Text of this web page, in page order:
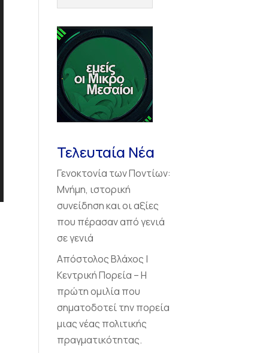
Τελευταία Νέα
Γενοκτονία των Ποντίων:
Μνήμη, ιστορική
συνείδηση και οι αξίες
που πέρασαν από γενιά
σε γενιά
Απόστολος Βλάχος |
Κεντρική Πορεία – Η
πρώτη ομιλία που
σηματοδοτεί την πορεία
μιας νέας πολιτικής
πραγματικότητας.